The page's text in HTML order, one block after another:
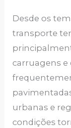
Desde os
transporte
carruagens e
urbanas e
condições